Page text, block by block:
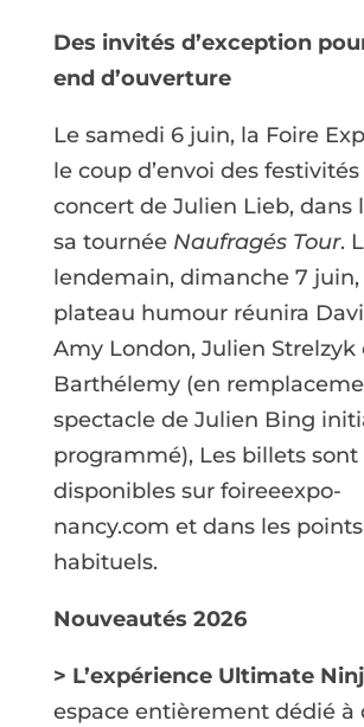
Des invités d’exception
end d’ouverture
Le samedi 6 juin, la Foire
le coup d’envoi des
concert de Julien Lieb, dans
sa tournéeNaufragés Tour.
lendemain, dimanche 7 juin,
plateau humour réunira
Amy London, Julien Strelzyk
Barthélemy (en
spectacle de Julien Bing
programmé), Les billets sont
disponibles sur foireeexpo-
nancy.com et dans les
habituels.
Nouveautés 2026
> L’expérience Ultimate
espace entièrement dédié à